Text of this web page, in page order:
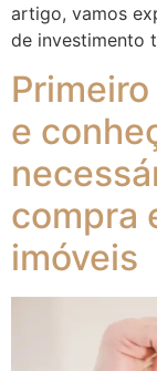
artigo, vamos
de investimento
e
compra
imóveis